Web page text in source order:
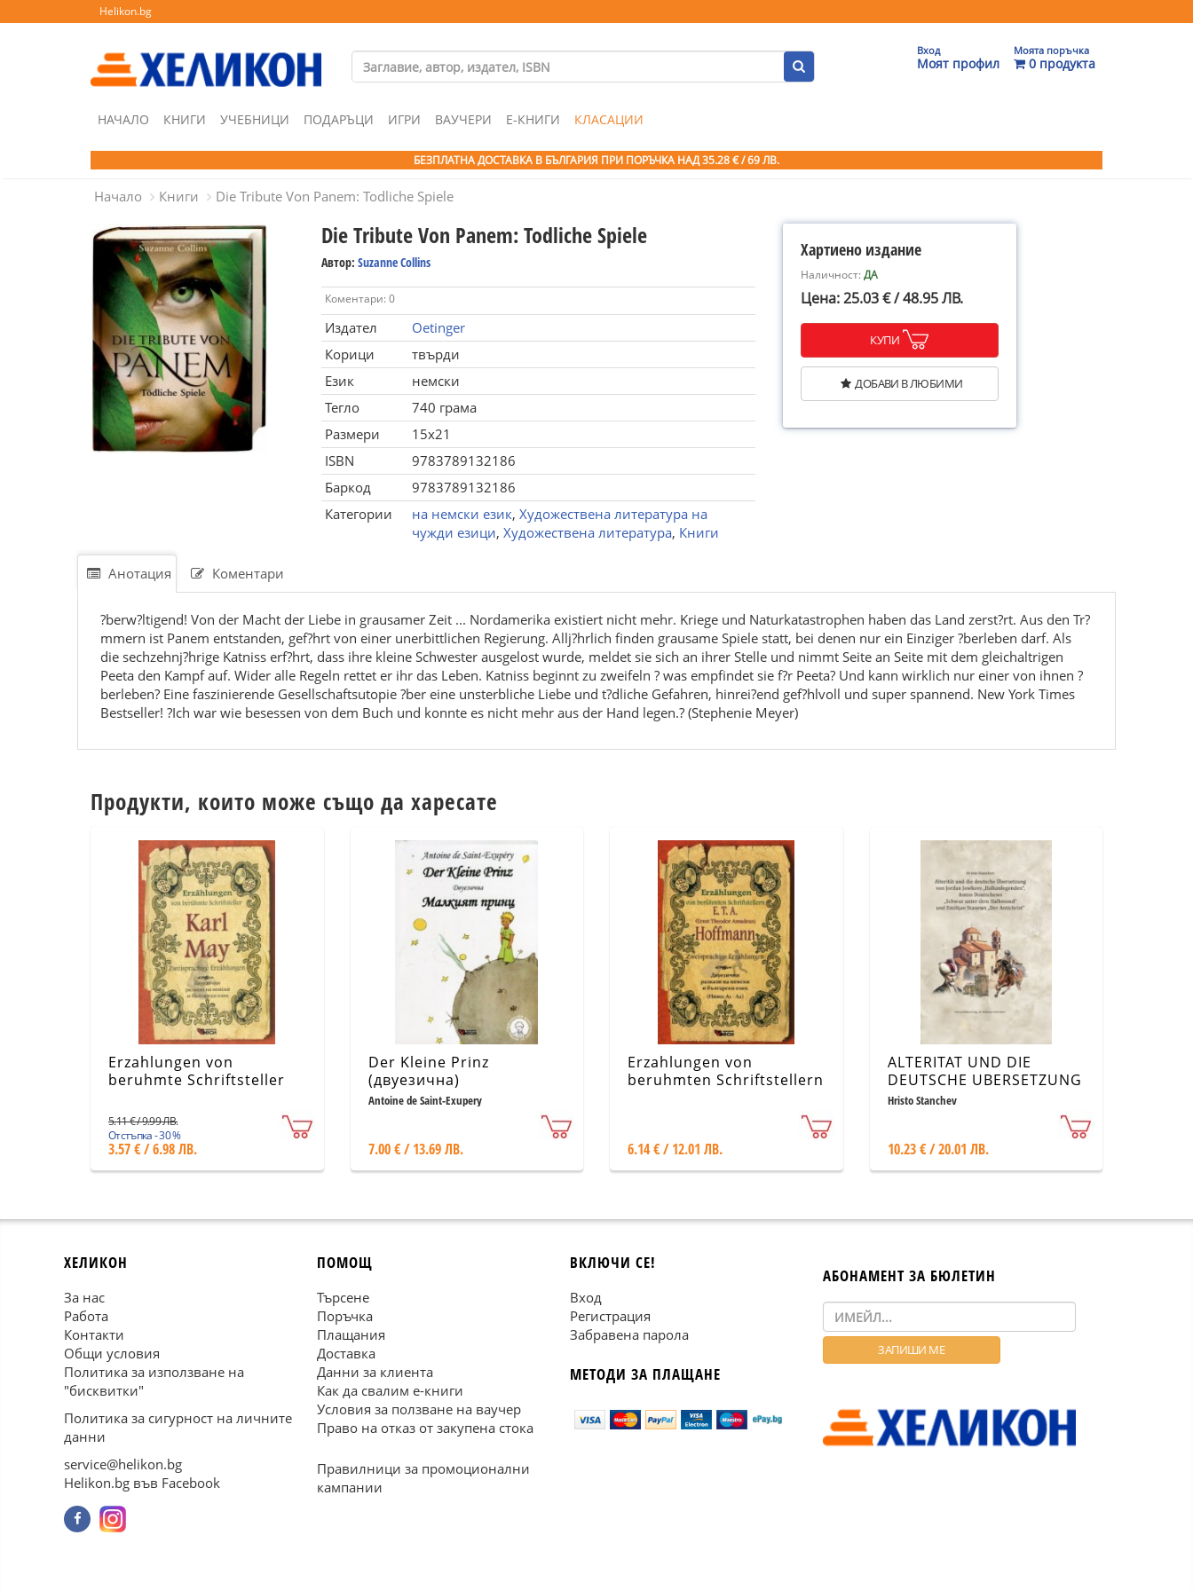
Helikon.bg
Вход
Моят профил
Моята поръчка
0 продукта
НАЧАЛО КНИГИ УЧЕБНИЦИ ПОДАРЪЦИ ИГРИ ВАУЧЕРИ Е-КНИГИ КЛАСАЦИИ
БЕЗПЛАТНА ДОСТАВКА В БЪЛГАРИЯ ПРИ ПОРЪЧКА НАД 35.28 € / 69 ЛВ.
Начало Книги Die Tribute Von Panem: Todliche Spiele
Die Tribute Von Panem: Todliche Spiele
Автор: Suzanne Collins
Коментари: 0
Издател
Oetinger
Корици
твърди
Език
немски
Тегло
740 грама
Размери
15x21
ISBN
9783789132186
Баркод
9783789132186
Категории
на немски език, Художествена литература на
чужди езици, Художествена литература, Книги
Хартиено издание
Наличност:ДА
Цена: 25.03 € / 48.95 ЛВ.
КУПИ
ДОБАВИ В ЛЮБИМИ
Анотация Коментари
?berw?ltigend! Von der Macht der Liebe in grausamer Zeit ... Nordamerika existiert nicht mehr. Kriege und Naturkatastrophen haben das Land zerst?rt. Aus den Tr?
mmern ist Panem entstanden, gef?hrt von einer unerbittlichen Regierung. Allj?hrlich finden grausame Spiele statt, bei denen nur ein Einziger ?berleben darf. Als
die sechzehnj?hrige Katniss erf?hrt, dass ihre kleine Schwester ausgelost wurde, meldet sie sich an ihrer Stelle und nimmt Seite an Seite mit dem gleichaltrigen
Peeta den Kampf auf. Wider alle Regeln rettet er ihr das Leben. Katniss beginnt zu zweifeln ? was empfindet sie f?r Peeta? Und kann wirklich nur einer von ihnen ?
berleben? Eine faszinierende Gesellschaftsutopie ?ber eine unsterbliche Liebe und t?dliche Gefahren, hinrei?end gef?hlvoll und super spannend. New York Times
Bestseller! ?Ich war wie besessen von dem Buch und konnte es nicht mehr aus der Hand legen.? (Stephenie Meyer)
Продукти, които може също да харесате
Erzahlungen von
beruhmte Schriftsteller
разкази на немски и на
български
5.11 € / 9.99 ЛВ.
Отстъпка - 30 %
3.57 € / 6.98 ЛВ.
Der Kleine Prinz
(двуезична)
Antoine de Saint-Exupery
7.00 € / 13.69 ЛВ.
Erzahlungen von
beruhmten Schriftstellern
6.14 € / 12.01 ЛВ.
ALTERITAT UND DIE
DEUTSCHE UBERSETZUNG
VON JORDAN JOWKOVS
„SCHWUR UNTER DEM
HALBMOND“ UND
Hristo Stanchev
10.23 € / 20.01 ЛВ.
ХЕЛИКОН
За нас
Работа
Контакти
Общи условия
Политика за използване на
"бисквитки"
Политика за сигурност на личните
данни
service@helikon.bg
Helikon.bg във Facebook
ПОМОЩ
Търсене
Поръчка
Плащания
Доставка
Данни за клиента
Как да свалим е-книги
Условия за ползване на ваучер
Право на отказ от закупена стока
Правилници за промоционални
кампании
ВКЛЮЧИ СЕ!
Вход
Регистрация
Забравена парола
МЕТОДИ ЗА ПЛАЩАНЕ
АБОНАМЕНТ ЗА БЮЛЕТИН